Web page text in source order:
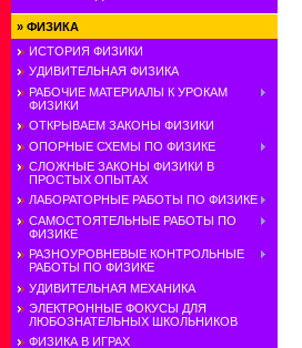
» ФИЗИКА
ИСТОРИЯ ФИЗИКИ
УДИВИТЕЛЬНАЯ ФИЗИКА
РАБОЧИЕ МАТЕРИАЛЫ К УРОКАМ
ФИЗИКИ
ОТКРЫВАЕМ ЗАКОНЫ ФИЗИКИ
ОПОРНЫЕ СХЕМЫ ПО ФИЗИКЕ
СЛОЖНЫЕ ЗАКОНЫ ФИЗИКИ В
ПРОСТЫХ ОПЫТАХ
ЛАБОРАТОРНЫЕ РАБОТЫ ПО ФИЗИКЕ
САМОСТОЯТЕЛЬНЫЕ РАБОТЫ ПО
ФИЗИКЕ
РАЗНОУРОВНЕВЫЕ КОНТРОЛЬНЫЕ
РАБОТЫ ПО ФИЗИКЕ
УДИВИТЕЛЬНАЯ МЕХАНИКА
ЭЛЕКТРОННЫЕ ФОКУСЫ ДЛЯ
ЛЮБОЗНАТЕЛЬНЫХ ШКОЛЬНИКОВ
ФИЗИКА В ИГРАХ